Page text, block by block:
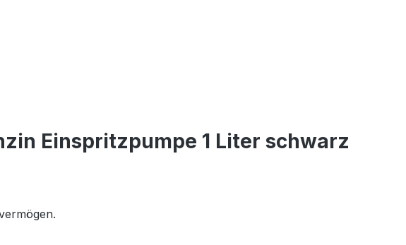
Einspritzpumpe 1 Liter schwarz